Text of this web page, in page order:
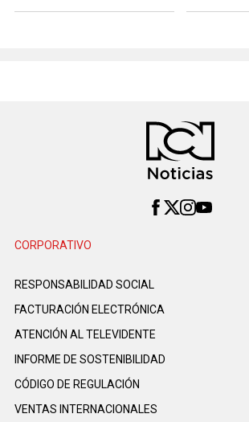
CORPORATIVO
RESPONSABILIDAD SOCIAL
FACTURACIÓN ELECTRÓNICA
ATENCIÓN AL TELEVIDENTE
INFORME DE SOSTENIBILIDAD
CÓDIGO DE REGULACIÓN
VENTAS INTERNACIONALES